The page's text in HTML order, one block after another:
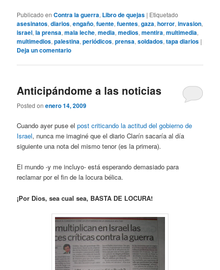
Publicado en Contra la guerra, Libro de quejas | Etiquetado
asesinatos,diarios,engaño,fuente,fuentes,gaza,horror,invasion,
israel,la prensa,mala leche,media,medios,mentira,multimedia,
multimedios,palestina,periódicos,prensa,soldados,tapa diarios |
Deja un comentario
Anticipándome a las noticias
Posted onenero 14, 2009
Cuando ayer puse elpost criticando la actitud del gobierno de
Israel, nunca me imaginé que el diario Clarín sacaría al día
siguiente una nota del mismo tenor (es la primera).
El mundo -y me incluyo- está esperando demasiado para
reclamar por el fin de la locura bélica.
¡Por Dios, sea cual sea, BASTA DE LOCURA!